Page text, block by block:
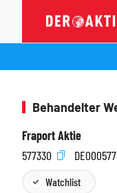
Behandelter
Fraport Aktie
577330
Watchlist